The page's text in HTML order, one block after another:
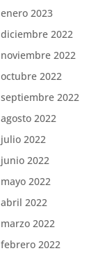
enero 2023
diciembre 2022
noviembre 2022
octubre 2022
septiembre 2022
agosto 2022
julio 2022
junio 2022
mayo 2022
abril 2022
marzo 2022
febrero 2022